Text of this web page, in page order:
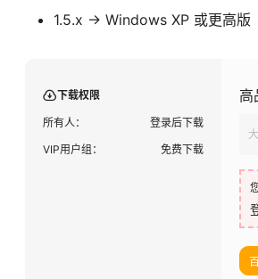
1.5.x -> Windows XP 或更高版
下载权限
所有人：
登录后下载
VIP用户组：
免费下载
高